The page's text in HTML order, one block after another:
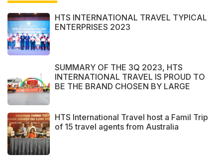
HTS INTERNATIONAL TRAVEL TYPICAL
ENTERPRISES 2023
SUMMARY OF THE 3Q 2023, HTS
INTERNATIONAL TRAVEL IS PROUD TO
BE THE BRAND CHOSEN BY LARGE
HTS International Travel host a Famil Trip
of 15 travel agents from Australia